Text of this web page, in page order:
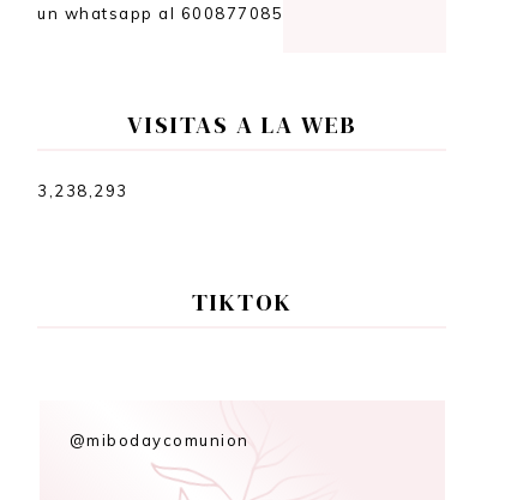
un whatsapp al 600877085
VISITAS A LA WEB
3,238,293
TIKTOK
@mibodaycomunion